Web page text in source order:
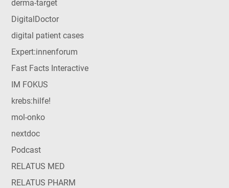
derma-target
DigitalDoctor
digital patient cases
Expert:innenforum
Fast Facts Interactive
IM FOKUS
krebs:hilfe!
mol-onko
nextdoc
Podcast
RELATUS MED
RELATUS PHARM